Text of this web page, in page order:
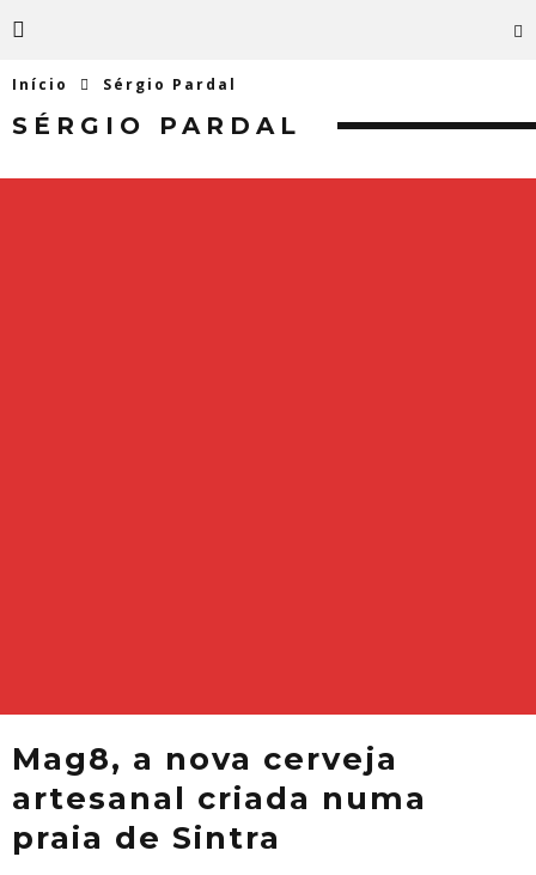
Início Sérgio Pardal
SÉRGIO PARDAL
Mag8, a nova cerveja
artesanal criada numa
praia de Sintra